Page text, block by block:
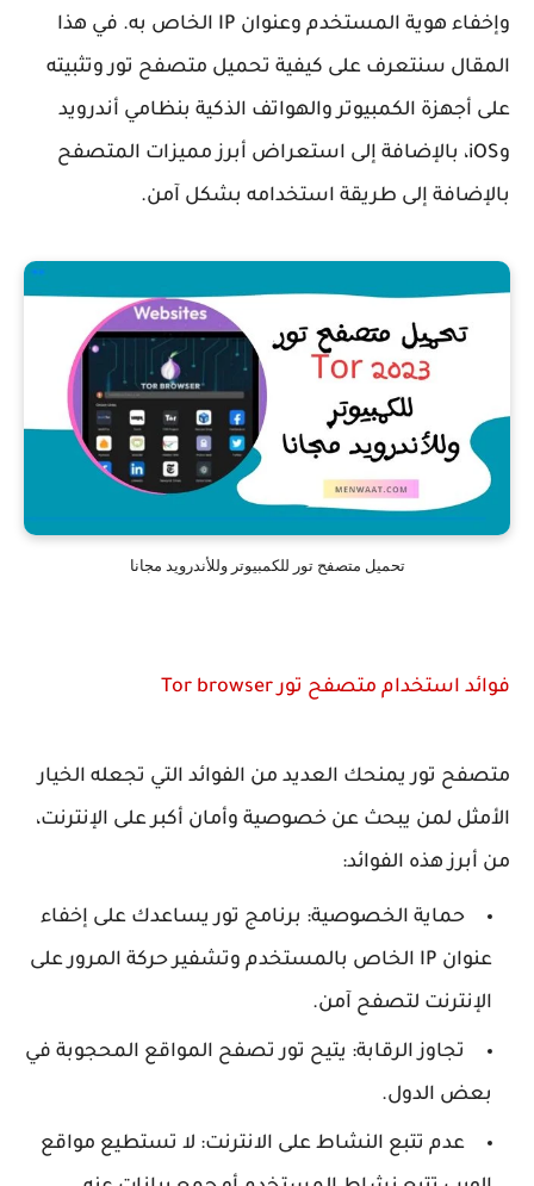
وإخفاء هوية المستخدم وعنوان IP الخاص به. في هذا
المقال سنتعرف على كيفية تحميل متصفح تور وتثبيته
على أجهزة الكمبيوتر والهواتف الذكية بنظامي أندرويد
وiOS، بالإضافة إلى استعراض أبرز مميزات المتصفح
بالإضافة إلى طريقة استخدامه بشكل آمن.
تحميل متصفح تور للكمبيوتر وللأندرويد مجانا
فوائد استخدام متصفح تور Tor browser
متصفح تور يمنحك العديد من الفوائد التي تجعله الخيار
الأمثل لمن يبحث عن خصوصية وأمان أكبر على الإنترنت،
من أبرز هذه الفوائد:
حماية الخصوصية: برنامج تور يساعدك على إخفاء
عنوان IP الخاص بالمستخدم وتشفير حركة المرور على
الإنترنت لتصفح آمن.
تجاوز الرقابة: يتيح تور تصفح المواقع المحجوبة في
بعض الدول.
عدم تتبع النشاط على الانترنت: لا تستطيع مواقع